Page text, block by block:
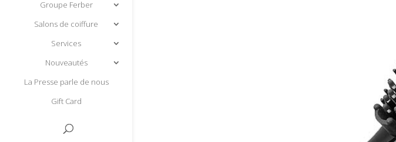
Groupe Ferber
Salons de coiffure
Services
Nouveautés
La Presse parle de nous
Gift Card